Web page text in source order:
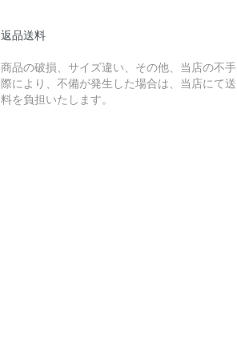
返品送料
商品の破損、サイズ違い、その他、当店の不手
際により、不備が発生した場合は、当店にて送
料を負担いたします。